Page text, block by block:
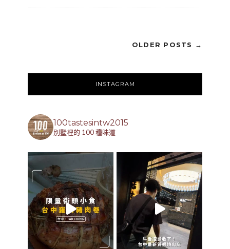
OLDER POSTS →
INSTAGRAM
100tastesintw2015
別墅裡的 100 種味道